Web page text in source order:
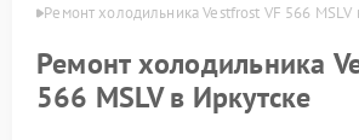
Ремонт холодильника Vestfrost VF 566 MSLV
Ремонт холодильника
566 MSLV в Иркутске